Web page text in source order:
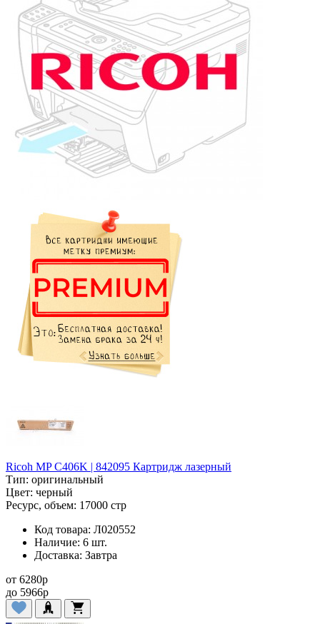
Ricoh MP C406K | 842095 Картридж лазерный
Тип: оригинальный
Цвет: черный
Ресурс, объем: 17000 стр
Код товара: Л020552
Наличие: 6 шт.
Доставка: Завтра
от 6280p
до 5966p